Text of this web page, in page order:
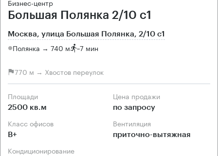
Бизнес-центр
Большая Полянка 2/10 с1
Москва, улица Большая Полянка, 2/10 с1
Полянка → 740 м ~7 мин
770 м → Хвостов переулок
Площади
2500 кв.м
Цена продажи
по запросу
Класс офисов
B+
Вентиляция
приточно-вытяжная
Кондиционирование